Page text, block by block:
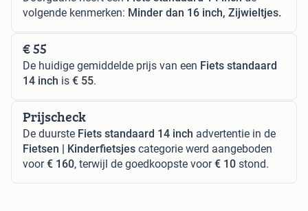
volgende kenmerken: Minder dan 16 inch, Zijwieltjes.
€ 55
De huidige gemiddelde prijs van een Fiets standaard
14 inch is € 55.
Prijscheck
De duurste Fiets standaard 14 inch advertentie in de
Fietsen | Kinderfietsjes categorie werd aangeboden
voor€ 160, terwijl de goedkoopste voor€ 10 stond.